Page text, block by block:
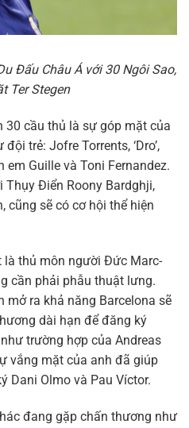
Đấu Châu Á với 30 Ngôi Sao,
Ter Stegen
cầu thủ là sự góp mặt của
trẻ: Jofre Torrents, ‘Dro’,
em Guille và Toni Fernandez.
Thụy Điển Roony Bardghji,
cũng sẽ có cơ hội thể hiện
thủ môn người Đức Marc-
cần phải phẫu thuật lưng.
mở ra khả năng Barcelona sẽ
dài hạn để đăng ký
trường hợp của Andreas
vắng mặt của anh đã giúp
Dani Olmo và Pau Víctor.
đang gặp chấn thương như